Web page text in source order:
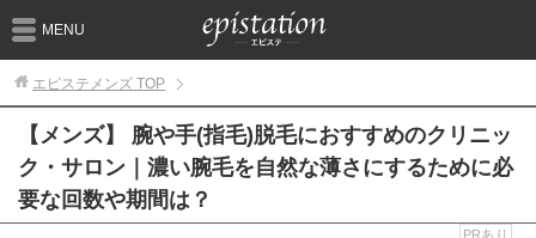
MENU
エピステメンズ TOP
【メンズ】 腕や手(指毛)脱毛におすすめのクリニッ
ク・サロン｜濃い腕毛を自然な薄さにするために必
要な回数や期間は？
PRあり